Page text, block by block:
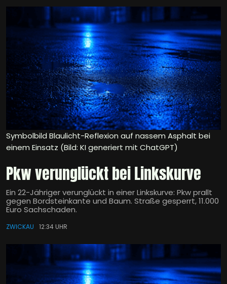
Symbolbild Blaulicht-Reflexion auf nassem Asphalt bei
einem Einsatz (Bild: KI generiert mit ChatGPT)
Pkw verunglückt bei Linkskurve
Ein 22-Jähriger verunglückt in einer Linkskurve: Pkw prallt
gegen Bordsteinkante und Baum. Straße gesperrt, 11.000
Euro Sachschaden.
ZWICKAU 12:34 UHR